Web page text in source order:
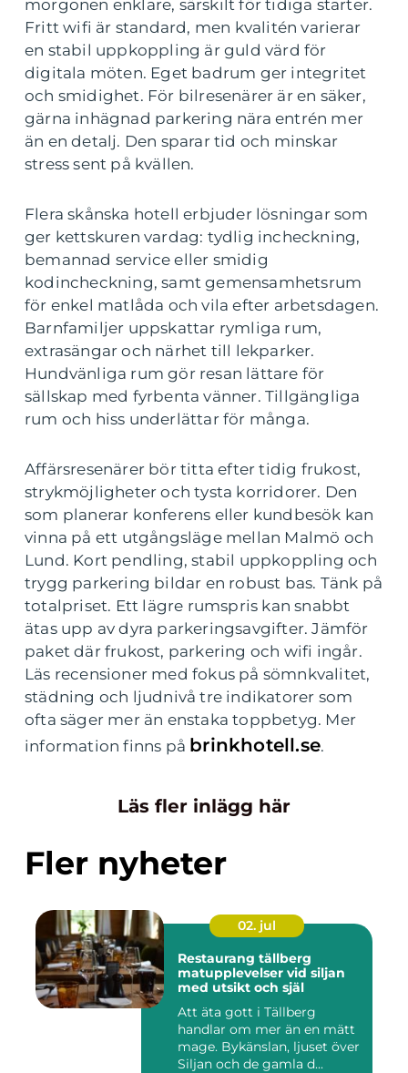
morgonen enklare, särskilt för tidiga starter.
Fritt wifi är standard, men kvalitén varierar
en stabil uppkoppling är guld värd för
digitala möten. Eget badrum ger integritet
och smidighet. För bilresenärer är en säker,
gärna inhägnad parkering nära entrén mer
än en detalj. Den sparar tid och minskar
stress sent på kvällen.
Flera skånska hotell erbjuder lösningar som
ger kettskuren vardag: tydlig incheckning,
bemannad service eller smidig
kodincheckning, samt gemensamhetsrum
för enkel matlåda och vila efter arbetsdagen.
Barnfamiljer uppskattar rymliga rum,
extrasängar och närhet till lekparker.
Hundvänliga rum gör resan lättare för
sällskap med fyrbenta vänner. Tillgängliga
rum och hiss underlättar för många.
Affärsresenärer bör titta efter tidig frukost,
strykmöjligheter och tysta korridorer. Den
som planerar konferens eller kundbesök kan
vinna på ett utgångsläge mellan Malmö och
Lund. Kort pendling, stabil uppkoppling och
trygg parkering bildar en robust bas. Tänk på
totalpriset. Ett lägre rumspris kan snabbt
ätas upp av dyra parkeringsavgifter. Jämför
paket där frukost, parkering och wifi ingår.
Läs recensioner med fokus på sömnkvalitet,
städning och ljudnivå tre indikatorer som
ofta säger mer än enstaka toppbetyg. Mer
information finns på brinkhotell.se.
Läs fler inlägg här
Fler nyheter
02. jul
Restaurang tällberg
matupplevelser vid siljan
med utsikt och själ
Att äta gott i Tällberg
handlar om mer än en mätt
mage. Bykänslan, ljuset över
Siljan och de gamla d...